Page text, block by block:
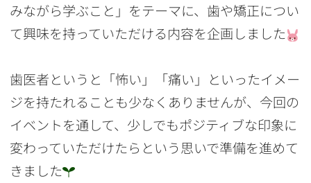
みながら学ぶこと」をテーマに、歯や矯正につい
て興味を持っていただける内容を企画しました
歯医者というと「怖い」「痛い」といったイメー
ジを持たれることも少なくありませんが、今回の
イベントを通して、少しでもポジティブな印象に
変わっていただけたらという思いで準備を進めて
きました